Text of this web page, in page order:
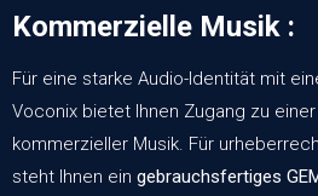
Kommerzielle Musik :
Für eine starke Audio-Identität mit
Voconix bietet Ihnen Zugang zu
kommerzieller Musik. Für
steht Ihnen ein gebrauchsfertiges